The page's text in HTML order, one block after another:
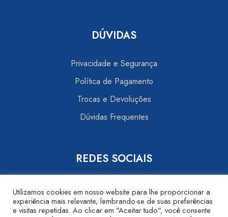
DÚVIDAS
Privacidade e Segurança
Política de Pagamento
Trocas e Devoluções
Dúvidas Frequentes
REDES SOCIAIS
Utilizamos cookies em nosso website para lhe proporcionar a
experiência mais relevante, lembrando-se de suas preferências
e visitas repetidas. Ao clicar em "Aceitar tudo", você consente